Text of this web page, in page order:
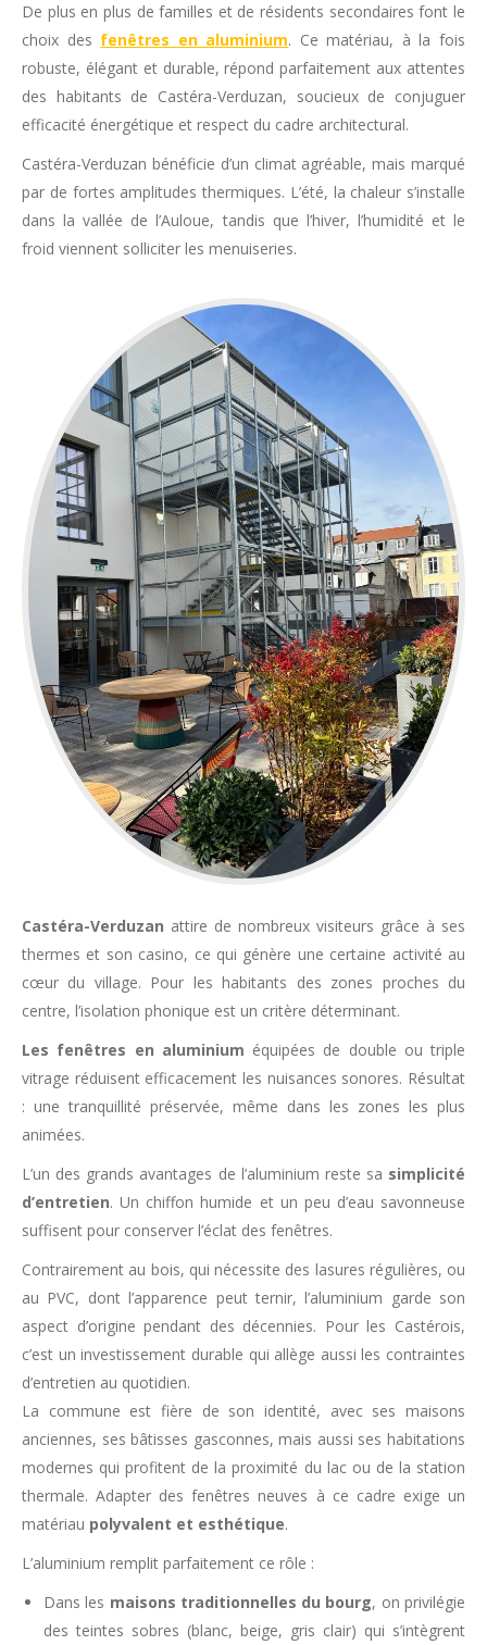
De plus en plus de familles et de résidents secondaires font le
choix des fenêtres en aluminium. Ce matériau, à la fois
robuste, élégant et durable, répond parfaitement aux attentes
des habitants de Castéra-Verduzan, soucieux de conjuguer
efficacité énergétique et respect du cadre architectural.
Castéra-Verduzan bénéficie d’un climat agréable, mais marqué
par de fortes amplitudes thermiques. L’été, la chaleur s’installe
dans la vallée de l’Auloue, tandis que l’hiver, l’humidité et le
froid viennent solliciter les menuiseries.
Castéra-Verduzan attire de nombreux visiteurs grâce à ses
thermes et son casino, ce qui génère une certaine activité au
cœur du village. Pour les habitants des zones proches du
centre, l’isolation phonique est un critère déterminant.
Les fenêtres en aluminium équipées de double ou triple
vitrage réduisent efficacement les nuisances sonores. Résultat
: une tranquillité préservée, même dans les zones les plus
animées.
L’un des grands avantages de l’aluminium reste sa simplicité
d’entretien. Un chiffon humide et un peu d’eau savonneuse
suffisent pour conserver l’éclat des fenêtres.
Contrairement au bois, qui nécessite des lasures régulières, ou
au PVC, dont l’apparence peut ternir, l’aluminium garde son
aspect d’origine pendant des décennies. Pour les Castérois,
c’est un investissement durable qui allège aussi les contraintes
d’entretien au quotidien.
La commune est fière de son identité, avec ses maisons
anciennes, ses bâtisses gasconnes, mais aussi ses habitations
modernes qui profitent de la proximité du lac ou de la station
thermale. Adapter des fenêtres neuves à ce cadre exige un
matériau polyvalent et esthétique.
L’aluminium remplit parfaitement ce rôle :
Dans les maisons traditionnelles du bourg, on privilégie
des teintes sobres (blanc, beige, gris clair) qui s’intègrent